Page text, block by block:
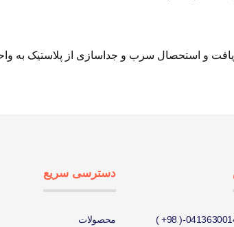
و استحصال سرب و جداسازی از پلاستیک به
04136300147-(
دسترسی سریع
محصولات